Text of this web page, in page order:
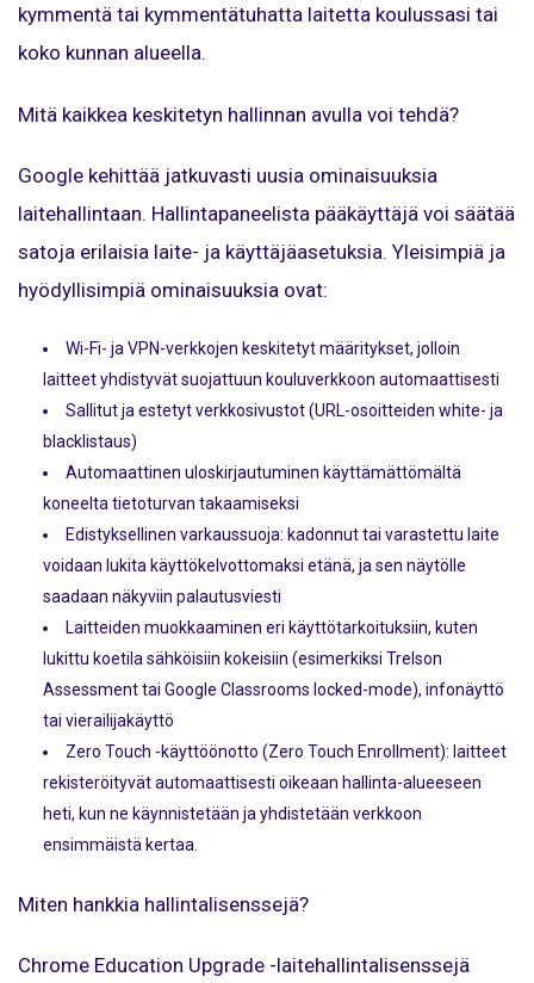
kymmentä tai kymmentätuhatta laitetta koulussasi tai
koko kunnan alueella.
Mitä kaikkea keskitetyn hallinnan avulla voi tehdä?
Google kehittää jatkuvasti uusia ominaisuuksia
laitehallintaan. Hallintapaneelista pääkäyttäjä voi säätää
satoja erilaisia laite- ja käyttäjäasetuksia. Yleisimpiä ja
hyödyllisimpiä ominaisuuksia ovat:
Wi-Fi- ja VPN-verkkojen keskitetyt määritykset, jolloin
laitteet yhdistyvät suojattuun kouluverkkoon automaattisesti
Sallitut ja estetyt verkkosivustot (URL-osoitteiden white- ja
blacklistaus)
Automaattinen uloskirjautuminen käyttämättömältä
koneelta tietoturvan takaamiseksi
Edistyksellinen varkaussuoja: kadonnut tai varastettu laite
voidaan lukita käyttökelvottomaksi etänä, ja sen näytölle
saadaan näkyviin palautusviesti
Laitteiden muokkaaminen eri käyttötarkoituksiin, kuten
lukittu koetila sähköisiin kokeisiin (esimerkiksi Trelson
Assessment tai Google Classrooms locked-mode), infonäyttö
tai vierailijakäyttö
Zero Touch -käyttöönotto (Zero Touch Enrollment): laitteet
rekisteröityvät automaattisesti oikeaan hallinta-alueeseen
heti, kun ne käynnistetään ja yhdistetään verkkoon
ensimmäistä kertaa.
Miten hankkia hallintalisenssejä?
Chrome Education Upgrade -laitehallintalisenssejä